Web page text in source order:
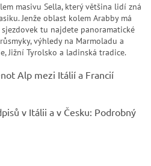
masivu Sella, který většina lidí zná
Jenže oblast kolem Arabby má
tu najdete panoramatické
výhledy na Marmoladu a
Jižní Tyrolsko a ladinská tradice.
Alp mezi Itálií a Francií
v Itálii a v Česku: Podrobný